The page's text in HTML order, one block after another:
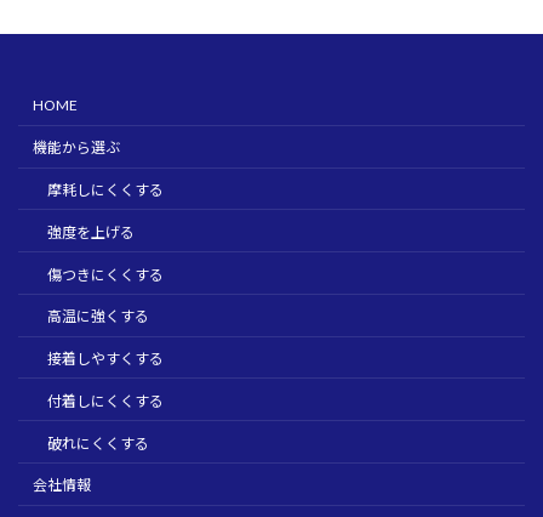
HOME
機能から選ぶ
摩耗しにくくする
強度を上げる
傷つきにくくする
高温に強くする
接着しやすくする
付着しにくくする
破れにくくする
会社情報